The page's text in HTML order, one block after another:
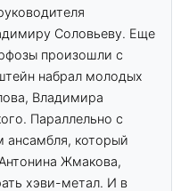
Соловьеву. Еще
произошли с
набрал молодых
Владимира
Параллельно с
который
Жмакова,
хэви-метал. И в